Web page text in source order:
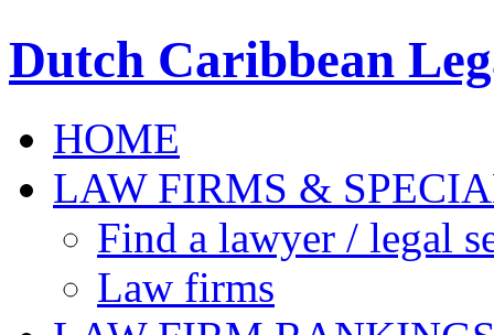
Dutch Caribbean
HOME
LAW FIRMS &
Find a lawyer / legal
Law firms